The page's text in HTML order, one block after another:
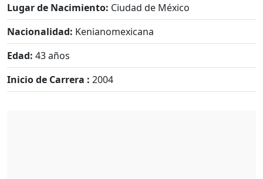
Lugar de Nacimiento: Ciudad de México
Nacionalidad: Kenianomexicana
Edad: 43 años
Inicio de Carrera : 2004